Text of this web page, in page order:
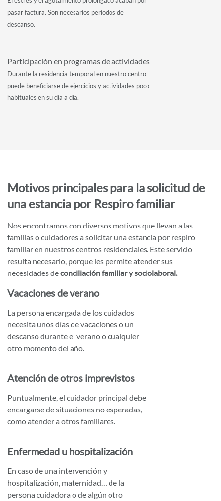
pasar factura. Son necesarios periodos de
descanso.
Participación en programas de actividades
Durante la residencia temporal en nuestro centro
puede beneficiarse de ejercicios y actividades poco
habituales en su día a día.
Motivos principales para la solicitud de
una estancia por Respiro familiar
Nos encontramos con diversos motivos que llevan a las
familias o cuidadores a solicitar una estancia por respiro
familiar en nuestros centros residenciales. Este servicio
resulta necesario, porque les permite atender sus
necesidades deconciliación familiar y sociolaboral.
Vacaciones de verano
La persona encargada de los cuidados
necesita unos días de vacaciones o un
descanso durante el verano o cualquier
otro momento del año.
Atención de otros imprevistos
Puntualmente, el cuidador principal debe
encargarse de situaciones no esperadas,
como atender a otros familiares.
Enfermedad u hospitalización
En caso de una intervención y
hospitalización, maternidad… de la
persona cuidadora o de algún otro